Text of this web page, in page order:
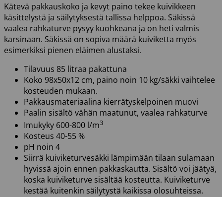
Kätevä pakkauskoko ja kevyt paino tekee kuivikkeen
käsittelystä ja säilytyksestä tallissa helppoa. Säkissä
vaalea rahkaturve pysyy kuohkeana ja on heti valmis
karsinaan. Säkissä on sopiva määrä kuiviketta myös
esimerkiksi pienen eläimen alustaksi.
Tilavuus 85 litraa pakattuna
Koko 98x50x12 cm, paino noin 10 kg/säkki vaihtelee
kosteuden mukaan.
Pakkausmateriaalina kierrätyskelpoinen muovi
Paalin sisältö vähän maatunut, vaalea rahkaturve
Imukyky 600-800 l/m3
Kosteus 40-55 %
pH noin 4
Siirrä kuiviketurvesäkki lämpimään tilaan sulamaan
hyvissä ajoin ennen pakkaskautta. Sisältö voi jäätyä,
koska kuiviketurve sisältää kosteutta. Kuiviketurve
kestää kuitenkin säilytystä kaikissa olosuhteissa.